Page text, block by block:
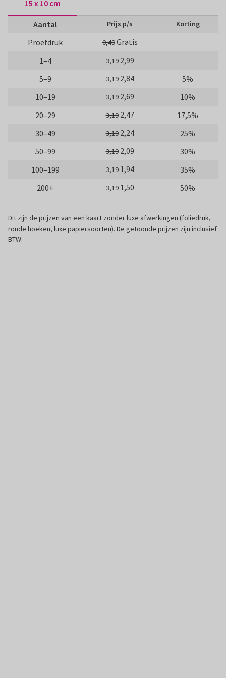
15 x 10 cm
Aantal Prijs p/s Korting
Proefdruk 0,49Gratis
1–4
3,19 2,99
5–9
3,19 2,84
5%
10–19
3,19 2,69
10%
20–29
3,19 2,47
17,5%
30–49
3,19 2,24
25%
50–99
3,19 2,09
30%
100–199
3,19 1,94
35%
200+
3,19 1,50 50%
Dit zijn de prijzen van een kaart zonder luxe afwerkingen (foliedruk,
ronde hoeken, luxe papiersoorten). De getoonde prijzen zijn inclusief
BTW.